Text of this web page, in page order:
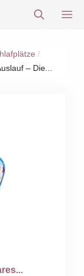
/
– Die...